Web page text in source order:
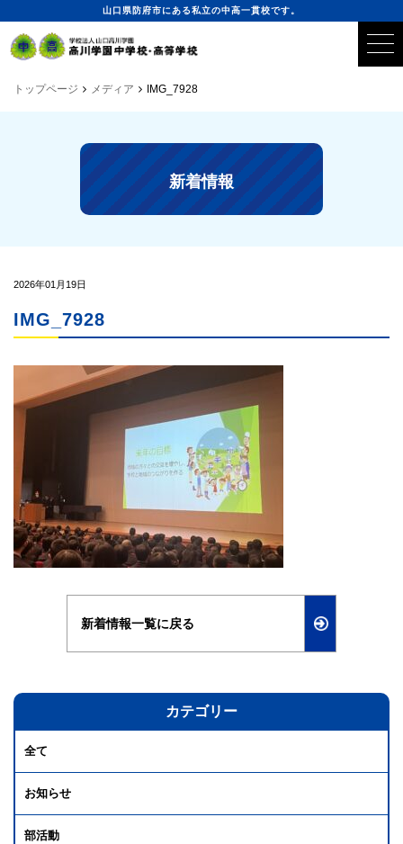
山口県防府市にある私立の中高一貫校です。
トップページ メディア IMG_7928
新着情報
2026年01月19日
IMG_7928
新着情報一覧に戻る
カテゴリー
全て
お知らせ
部活動